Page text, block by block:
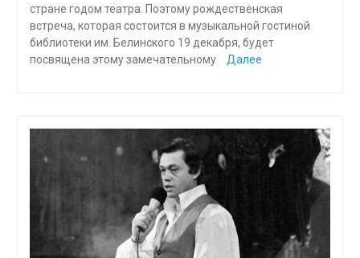
стране годом театра. Поэтому рождественская
встреча, которая состоится в музыкальной гостиной
библиотеки им. Белинского 19 декабря, будет
посвящена этому замечательному
Далее